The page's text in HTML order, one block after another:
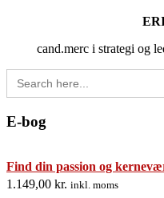
cand.merc i strategi og
Search
for:
E-bog
Find din passion og
1.149,00 kr. inkl. moms